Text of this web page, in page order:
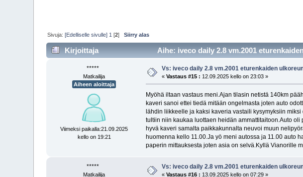
Sivuja: [Edelliselle sivulle] 1 [2]Siirry alas
Kirjoittaja Aihe: iveco daily 2.8 vm.2001
*****
Matkailija
Aiheen aloittaja
Viimeksi paikalla:21.09.2025
kello on 19:21
Vs: iveco daily 2.8 vm.2001 eturenkaiden
«Vastaus #15 : 12.09.2025 kello on 23:03 »
Myöhä iltaan vastaus meni.Ajan tilasin netistä 140km
kaveri sanoi ettei tiedä mitään ongelmasta joten auto
lähdin liikkeelle ja kaksi kaveria vastaili kysymyksiin
tultiin niin kaukaa luottaen heidän ammattitaitoon.Auto
hyvä kaveri samalta paikkakunnalta neuvoi muun
huomenna kello 11.00.Ja yö meni autossa ja 11.00 auto
paperin mittauksesta joten asia on selvä.Kyllä Vianorille
*****
Matkailija
Vs: iveco daily 2.8 vm.2001 eturenkaiden
«Vastaus #16 : 13.09.2025 kello on 07:29 »